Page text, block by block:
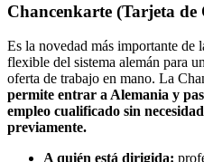
Chancenkarte (Tarjeta
Es la novedad más importante de
flexible del sistema alemán para
oferta de trabajo en mano. La
permite entrar a Alemania y
empleo cualificado sin
previamente.
A quién está dirigida: